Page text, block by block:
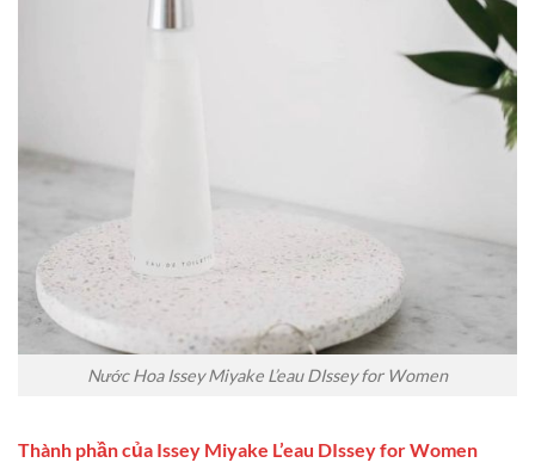
Nước Hoa Issey Miyake L’eau DIssey for Women
Thành phần của Issey Miyake L’eau DIssey for Women